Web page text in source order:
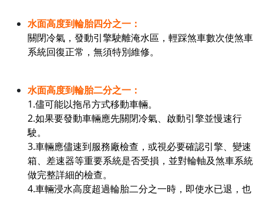
水面高度到輪胎四分之一：
關閉冷氣，發動引擎駛離淹水區，輕踩煞車數次使煞車
系統回復正常，無須特別維修。
水面高度到輪胎二分之一：
1.儘可能以拖吊方式移動車輛。
2.如果要發動車輛應先關閉冷氣、啟動引擎並慢速行
駛。
3.車輛應儘速到服務廠檢查，或視必要確認引擎、變速
箱、差速器等重要系統是否受損，並對輪軸及煞車系統
做完整詳細的檢查。
4.車輛浸水高度超過輪胎二分之一時，即使水已退，也